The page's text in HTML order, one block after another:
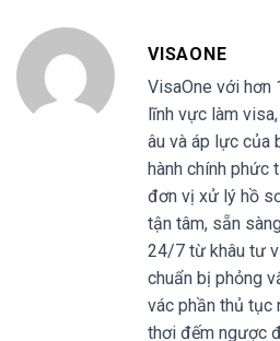
VISAONE
VisaOne với hơn
lĩnh vực làm
âu và áp lực của
hành chính phức
đơn vị xử lý hồ
tận tâm, sẵn
24/7 từ khâu tư
chuẩn bị phỏng
vác phần thủ tục
thơi đếm ngược